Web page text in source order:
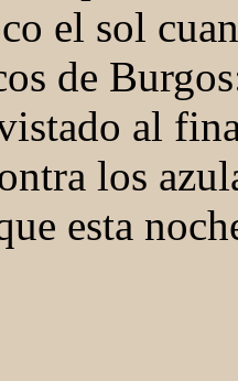
el sol
de
al
los
esta